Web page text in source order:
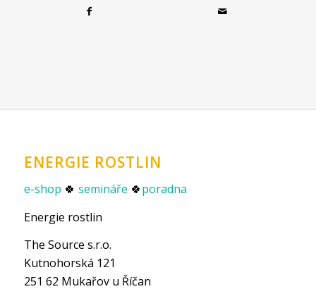
ENERGIE ROSTLIN
e-shop 🍀 semináře 🍀poradna
Energie rostlin
The Source s.r.o.
Kutnohorská 121
251 62 Mukařov u Říčan